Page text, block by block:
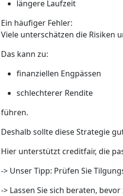
längere Laufzeit
Ein häufiger Fehler:
Viele unterschätzen die Risiken
Das kann zu:
finanziellen Engpässen
schlechterer Rendite
führen.
Deshalb sollte diese Strategie
Hier unterstützt creditfair, die
-> Unser Tipp: Prüfen Sie
-> Lassen Sie sich beraten,